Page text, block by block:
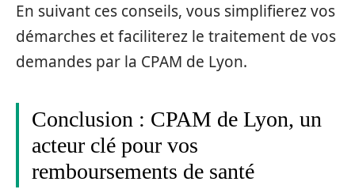
En suivant ces conseils, vous simplifierez vos
démarches et faciliterez le traitement de vos
demandes par la CPAM de Lyon.
Conclusion : CPAM de Lyon, un
acteur clé pour vos
remboursements de santé